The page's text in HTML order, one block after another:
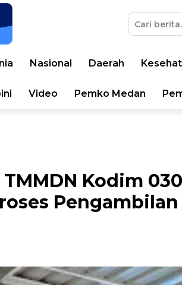
Nasional Daerah
Video Pemko Medan
Kodim
Pengambilan